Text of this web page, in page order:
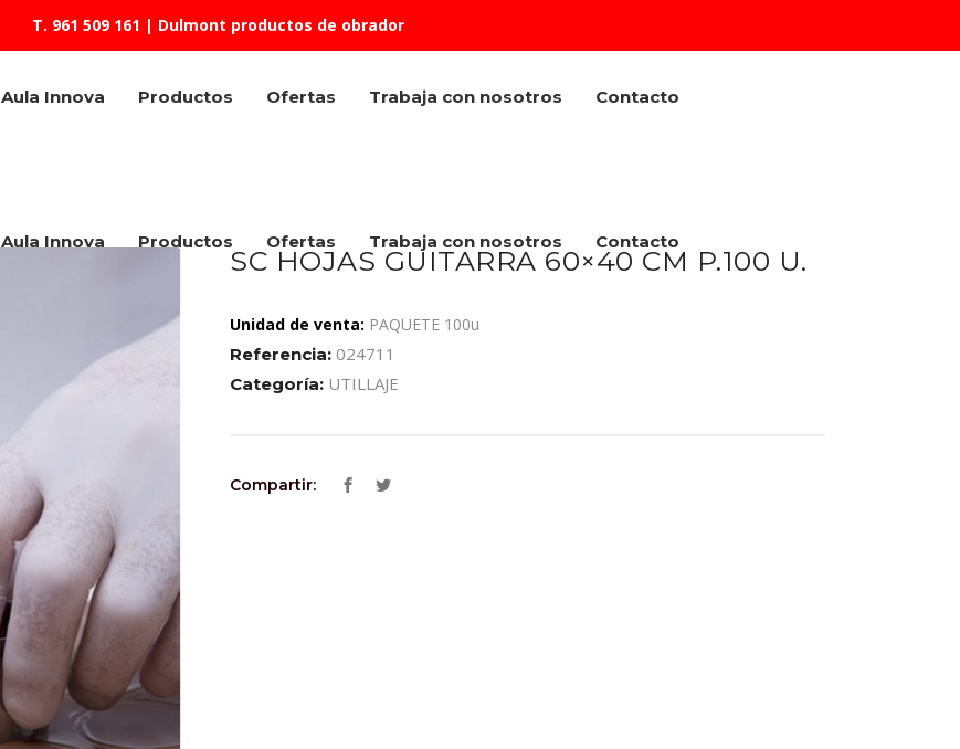
T. 961 509 161 | Dulmont productos de obrador
Aula Innova Productos Ofertas Trabaja con nosotros Contacto
Aula Innova Productos Ofertas Trabaja con nosotros Contacto
SC HOJAS GUITARRA 60×40 CM P.100 U.
Unidad de venta: PAQUETE 100u
Referencia: 024711
Categoría: UTILLAJE
Compartir: